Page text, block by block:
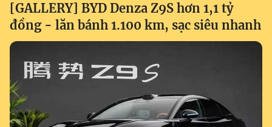
[GALLERY] BYD Denza Z9S hơn 1,1 tỷ
đồng - lăn bánh 1.100 km, sạc siêu nhanh